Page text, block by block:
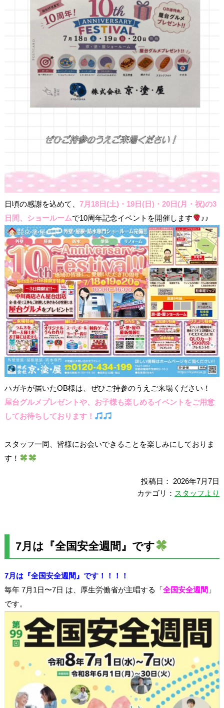
日頃の感謝を込めて、 7月18日(土)・19日(日)・20日(月・祝)の3
日間、ショールームで10周年記念イベントを開催します ♪♪
ハガキが届いたOB様は、ぜひご持参のうえご来場ください！
屋台グルメプレゼントや、お子様も楽しめるイベントをご用意
してお待ちしております！
スタッフ一同、皆様にお会いできることを楽しみにしておりま
す！
投稿日： 2026年7月7日
カテゴリ： スタッフより
7月は『全国安全週間』です
7月は『全国安全週間』です！！！！
毎年 7月1日〜7日 は、厚生労働省が主唱する「全国安全週間 」
です。